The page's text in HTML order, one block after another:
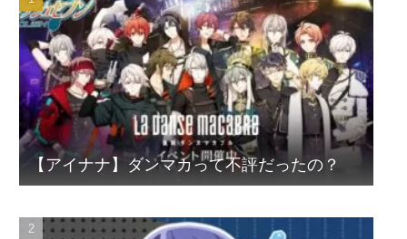
【アイナナ】ダンマカって不評だったの？